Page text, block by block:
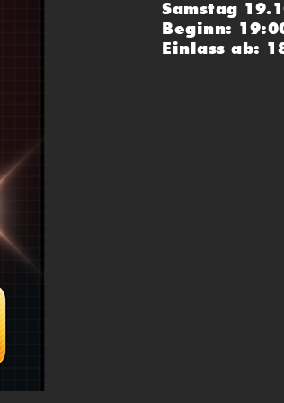
Samstag
Beginn:
Einlass ab: